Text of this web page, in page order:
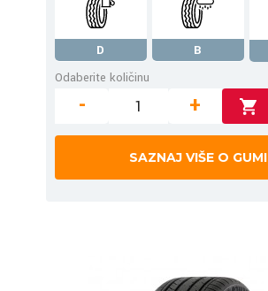
D B
Odaberite količinu
- +
SAZNAJ VIŠE O GUMI